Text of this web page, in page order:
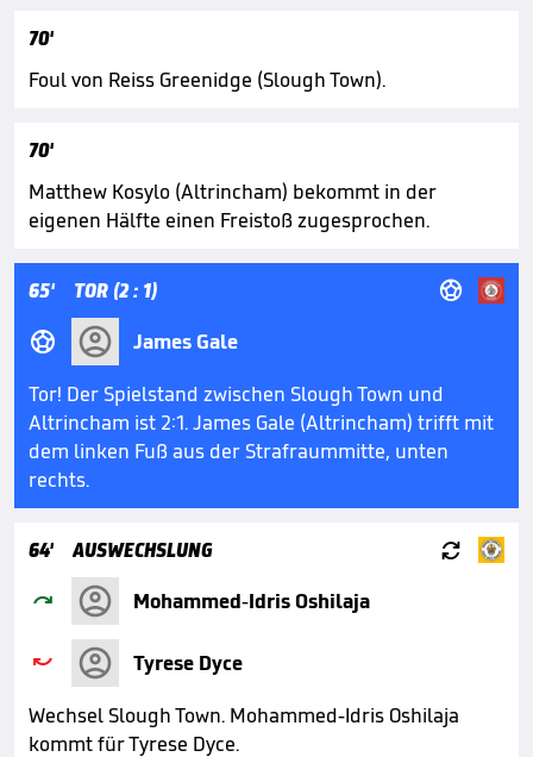
70'
Foul von Reiss Greenidge (Slough Town).
70'
Matthew Kosylo (Altrincham) bekommt in der
eigenen Hälfte einen Freistoß zugesprochen.
65' TOR (2 : 1) 

James Gale
Tor! Der Spielstand zwischen Slough Town und
Altrincham ist 2:1. James Gale (Altrincham) trifft mit
dem linken Fuß aus der Strafraummitte, unten
rechts.
64' AUSWECHSLUNG 
 Mohammed-Idris Oshilaja

Tyrese Dyce
Wechsel Slough Town. Mohammed-Idris Oshilaja
kommt für Tyrese Dyce.